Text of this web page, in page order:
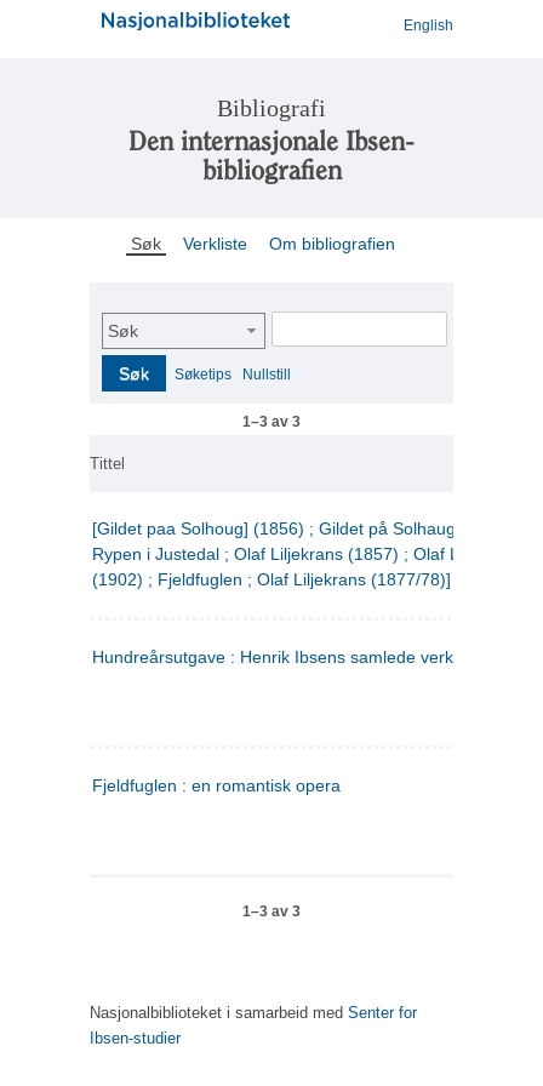
English
Bibliografi
Den internasjonale Ibsen-
bibliografien
Søk Verkliste Om bibliografien
Søk
Søk Søketips Nullstill
1–3 av 3
Tittel
[Gildet paa Solhoug] (1856) ; Gildet på Solhaug (1883) ;
Rypen i Justedal ; Olaf Liljekrans (1857) ; Olaf Liljekrans
(1902) ; Fjeldfuglen ; Olaf Liljekrans (1877/78)]
Hundreårsutgave : Henrik Ibsens samlede verker. 3
Fjeldfuglen : en romantisk opera
1–3 av 3
Nasjonalbiblioteket i samarbeid med Senter for
Ibsen-studier